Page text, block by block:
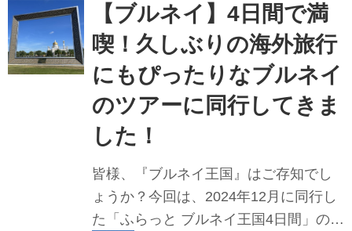
んだり…。そんな様々な魅力をお届け
しますので、ぜひツアーに参加した気
分でお楽しみください！
【ブルネイ】4日間で満
喫！久しぶりの海外旅行
にもぴったりなブルネイ
のツアーに同行してきま
した！
皆様、『ブルネイ王国』はご存知でし
ょうか？今回は、2024年12月に同行し
た「ふらっと ブルネイ王国4日間」のツ